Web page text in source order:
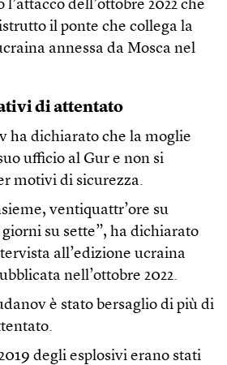
dell’ottobre 2022 che
il ponte che collega la
annessa da Mosca nel
di attentato
ha dichiarato che la moglie
ufficio al Gur e non si
motivi di sicurezza.
ventiquattr’ore su
su sette”, ha dichiarato
all’edizione ucraina
nell’ottobre 2022.
è stato bersaglio di più di
degli esplosivi erano stati